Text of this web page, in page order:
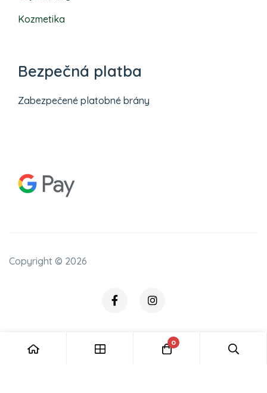
Kozmetika
Bezpečná platba
Zabezpečené platobné brány
Copyright © 2026
0